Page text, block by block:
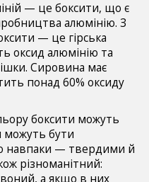
— це боксити, що є
алюмінію. З
— це гірська
оксид алюмінію та
Сировина має
понад 60% оксиду
боксити можуть
можуть бути
навпаки — твердими й
різноманітний:
а якщо в них